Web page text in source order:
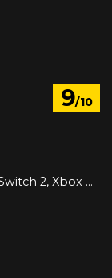
9/10
PC, PlayStation 4, PlayStation 5, Switch, Switch 2, Xbox One, Xbox Series